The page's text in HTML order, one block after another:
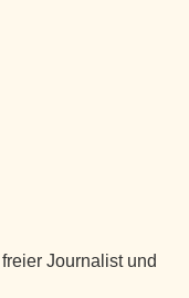
Journalist und